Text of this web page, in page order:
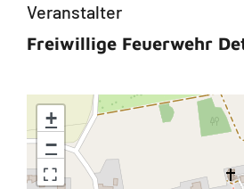
+
−
Veranstalter
Freiwillige Feuerwehr